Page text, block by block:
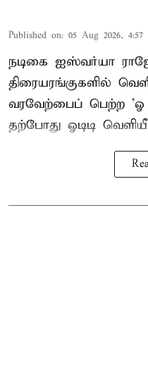
Published on: 05 Aug 2026, 4:57
நடிகை ஐஸ்வர்யா
திரையரங்குகளில்
வரவேற்பைப் பெற்ற 'ஓ
தற்போது ஓடிடி